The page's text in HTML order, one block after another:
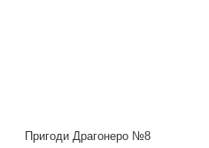
Пригоди Драгонеро №8